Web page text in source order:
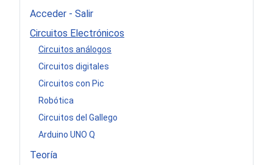
Acceder - Salir
Circuitos Electrónicos
Circuitos análogos
Circuitos digitales
Circuitos con Pic
Robótica
Circuitos del Gallego
Arduino UNO Q
Teoría